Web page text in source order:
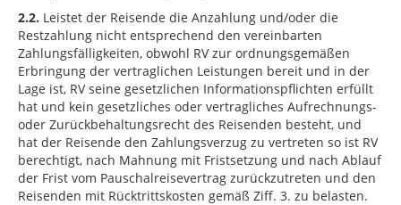
2.2. Leistet der Reisende die Anzahlung und/oder die
Restzahlung nicht entsprechend den vereinbarten
Zahlungsfälligkeiten, obwohl RV zur ordnungsgemäßen
Erbringung der vertraglichen Leistungen bereit und in der
Lage ist, RV seine gesetzlichen Informationspflichten erfüllt
hat und kein gesetzliches oder vertragliches Aufrechnungs-
oder Zurückbehaltungsrecht des Reisenden besteht, und
hat der Reisende den Zahlungsverzug zu vertreten so ist RV
berechtigt, nach Mahnung mit Fristsetzung und nach Ablauf
der Frist vom Pauschalreisevertrag zurückzutreten und den
Reisenden mit Rücktrittskosten gemäß Ziff. 3. zu belasten.